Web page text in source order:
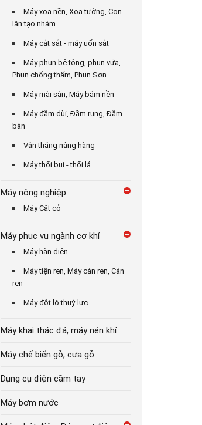
Máy xoa nền, Xoa tường, Con
lăn tạo nhám
Máy cắt sắt - máy uốn sắt
Máy phun bê tông, phun vữa,
Phun chống thấm, Phun Sơn
Máy mài sàn, Máy băm nền
Máy đầm dùi, Đầm rung, Đầm
bàn
Vận thăng nâng hàng
Máy thổi bụi - thổi lá
Máy nông nghiệp
Máy Căt cỏ
Máy phục vụ ngành cơ khí
Máy hàn điện
Máy tiện ren, Máy cán ren, Cán
ren
Máy đột lỗ thuỷ lực
Máy khai thác đá, máy nén khí
Máy chế biến gỗ, cưa gỗ
Dụng cụ điện cầm tay
Máy bơm nước